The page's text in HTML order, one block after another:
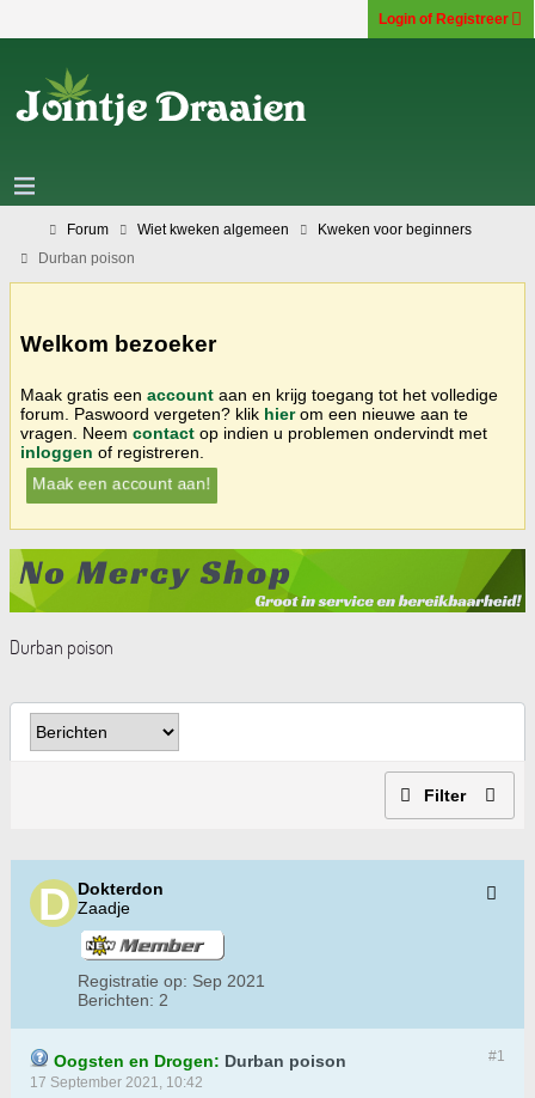
Login of Registreer
Forum Wiet kweken algemeen
Kweken voor beginners
Durban poison
Welkom bezoeker
Maak gratis een account aan en krijg toegang tot het volledige
forum. Paswoord vergeten? klik hierom een nieuwe aan te
vragen. Neem contact op indien u problemen ondervindt met
inloggen of registreren.
Maak een account aan!
Durban poison
Filter
Dokterdon
Zaadje
Registratie op: Sep 2021
Berichten: 2
#1
Oogsten en Drogen: Durban poison
17 September 2021, 10:42